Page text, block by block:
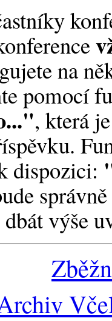
na
pomocí
, která
dispozici:
dbát výše